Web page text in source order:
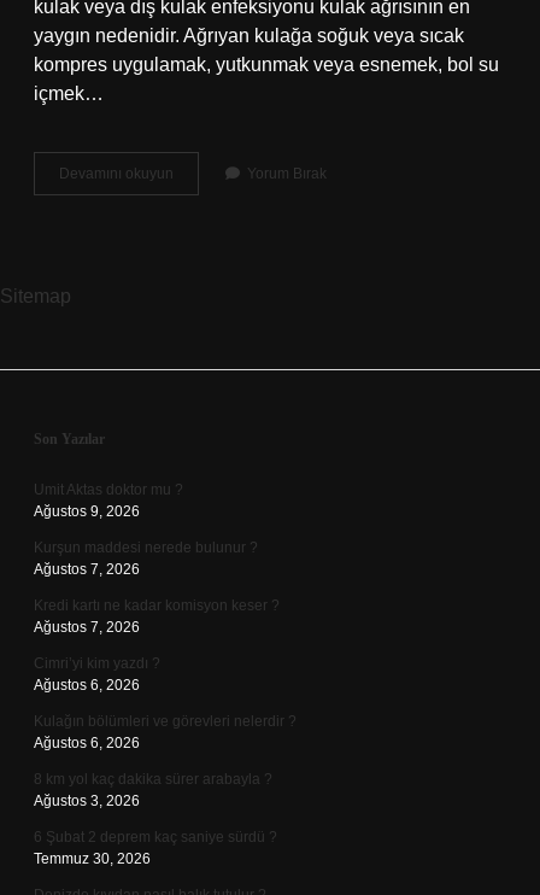
kulak veya dış kulak enfeksiyonu kulak ağrısının en
yaygın nedenidir. Ağrıyan kulağa soğuk veya sıcak
kompres uygulamak, yutkunmak veya esnemek, bol su
içmek…
Devamını okuyun
Ağrısı
Yorum Bırak
Sitemap
Sidebar
Son Yazılar
Umit Aktas doktor mu ?
Ağustos 9, 2026
Kurşun maddesi nerede bulunur ?
Ağustos 7, 2026
Kredi kartı ne kadar komisyon keser ?
Ağustos 7, 2026
Cimri’yi kim yazdı ?
Ağustos 6, 2026
Kulağın bölümleri ve görevleri nelerdir ?
Ağustos 6, 2026
8 km yol kaç dakika sürer arabayla ?
Ağustos 3, 2026
6 Şubat 2 deprem kaç saniye sürdü ?
Temmuz 30, 2026